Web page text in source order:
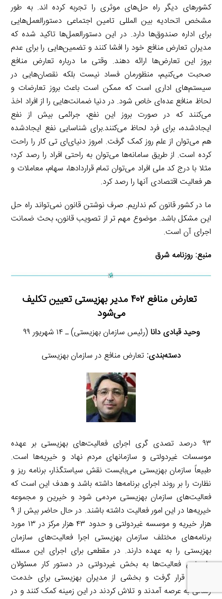
کشورهای دیگر راه حل‌های موثری را تجربه کرده اند. به طور
مشخص اتحادیه بین المللی تامین اجتماعی دستورالعمل‌هایی
برای اداره صندوق‌ها دارد. در این دستورالعمل‌ها تاکید شده که
مدیران تعارض منافع خود را افشا کنند و تضمین‌هایی را برای عدم
بروز این تعارض‌ها ارائه دهند. وقتی ما درباره تعارض منافع
صحبت می‌کنیم، منظورمان فساد نیست بلکه نقصان‌هایی در
سیستم‌های اداری است که ممکن است باعث بروز تعارضات و
لحاظ منافع عده‌ای خاص شود. در دنیا ضمانت‌هایی را از افراد اخذ
می‌کنند که در صورت بروز این نفع، جرائمی بیش از نفع
ایجادشده، برای فرد لحاظ می‌کنند.برای شناسایی نفع ایجادشده
هم می‌توان از علم روز کمک گرفت. امروز دنیای‌ای تی کار را راحت
کرده است. از طریق سامانه‌ها می‌توان به راحتی افراد را رصد کرد؛
مثلا با درج کد ملی افراد می‌توان تمام قراردادها، سهام، معاملات و
هر فعالیت اقتصادی آنها را رصد کرد.
ما در کشور قانون کم نداریم. صرف نوشتن قانون نمی‌تواند راه حل
این مشکل باشد. موضوع مهم تر از تصویب قانون، بحث ضمانت
اجرای آن است.
منبع: روزنامه شرق
تعارض منافع ۴۰۲ مدیر بهزیستی تعیین تکلیف
می‌شود
وحید قبادی دانا (رئیس سازمان بهزیستی) ـ ۱۴ شهریور ۹۹
دسته‌بندی: تعارض منافع در سازمان بهزیستی
۹۳ درصد تصدی گری اجرای فعالیت‌های بهزیستی بر عهده
موسسات غیردولتی و سازمانهای مردم نهاد و خیریه‌ها است.
طبیعاً سازمان بهزیستی می‌بایست نقش سیاستگذار، برنامه ریز و
نظارت را بر روند اجرای برنامه‌ها داشته باشد و هدف این است که
فعالیت‌های سازمان بهزیستی مردمی شود و خیرین و مجموعه
خیریه‌ها در این امور فعالیت داشته باشند. در حال حاضر بیش از ۹
هزار خیریه و موسسه غیردولتی و حدود ۴۳ هزار مرکز در ۱۳ مورد
برنامه‌های مختلف سازمان بهزیستی اجرا فعالیت‌های سازمان
بهزیستی را به عهده دارند. در مقطعی برای اجرای این مسئله
واسپاری فعالیت‌ها به بخش غیردولتی در دستور کار مسئولان
سازمان قرار گرفت و بخشی از مدیران بهزیستی برای خدمت
رسانی به عرصه آمدند و تلاش کردند در این زمینه کمک کنند و در